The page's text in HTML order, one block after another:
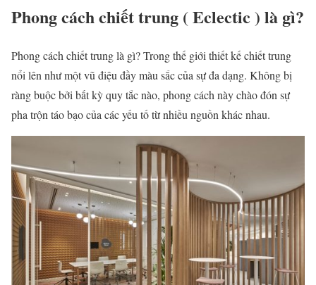
Phong cách chiết trung ( Eclectic ) là gì?
Phong cách chiết trunglà gì? Trong thế giới thiết kế chiết trung
nổi lên như một vũ điệu đầy màu sắc của sự đa dạng. Không bị
ràng buộc bởi bất kỳ quy tắc nào, phong cách này chào đón sự
pha trộn táo bạo của các yếu tố từ nhiều nguồn khác nhau.